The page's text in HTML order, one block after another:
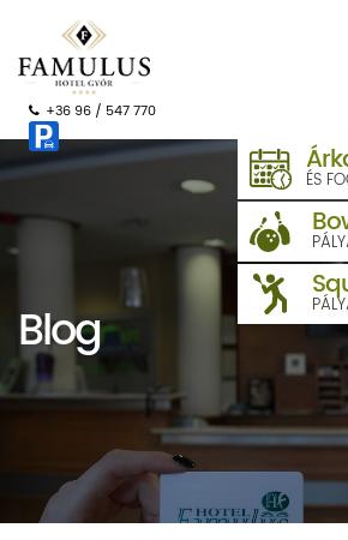
+36 96 / 547 770
Blog
ÉS